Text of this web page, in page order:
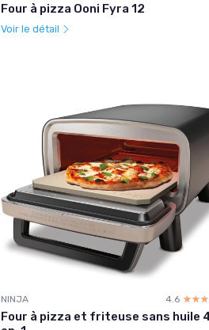
Four à pizza Ooni Fyra 12
Voir le détail
NINJA 4.6
Four à pizza et friteuse sans huile